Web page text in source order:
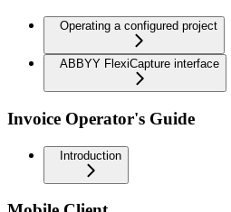
Operating a configured project
ABBYY FlexiCapture interface
Invoice Operator's Guide
Introduction